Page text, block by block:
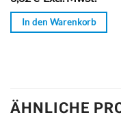
von
In den Warenkorb
ÄHNLICHE